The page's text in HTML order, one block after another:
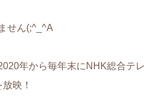
せん(;^_^A
年から毎年末にNHK総合テレ
映！